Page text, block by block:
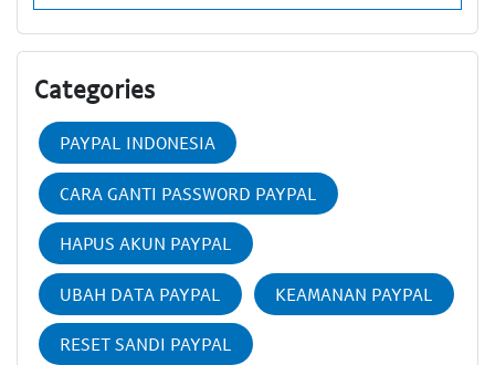
Categories
PAYPAL INDONESIA
CARA GANTI PASSWORD PAYPAL
HAPUS AKUN PAYPAL
UBAH DATA PAYPAL KEAMANAN PAYPAL
RESET SANDI PAYPAL